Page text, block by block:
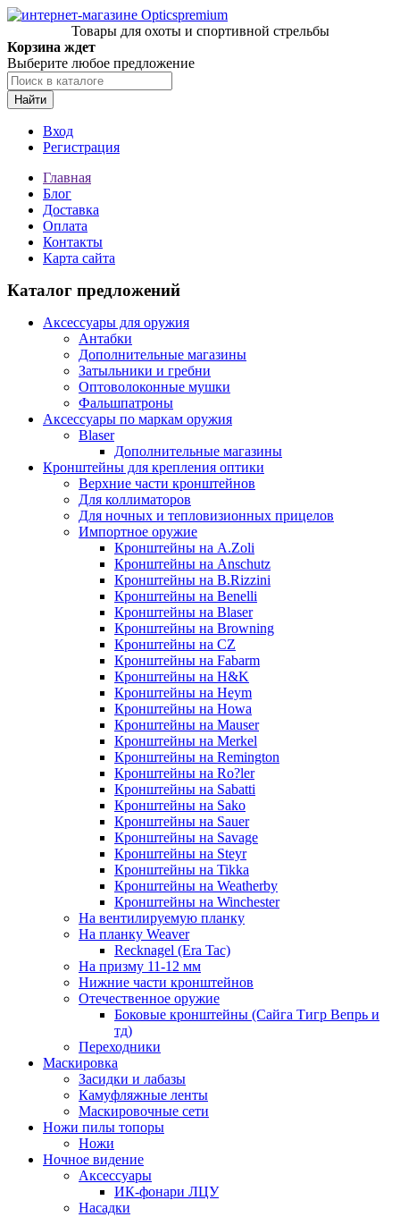
Товары для охоты и спортивной стрельбы
Корзина ждет
Выберите любое предложение
Найти
Вход
Регистрация
Главная
Блог
Доставка
Оплата
Контакты
Карта сайта
Каталог предложений
Аксессуары для оружия
Антабки
Дополнительные магазины
Затыльники и гребни
Оптоволоконные мушки
Фальшпатроны
Аксессуары по маркам оружия
Blaser
Дополнительные магазины
Кронштейны для крепления оптики
Верхние части кронштейнов
Для коллиматоров
Для ночных и тепловизионных прицелов
Импортное оружие
Кронштейны на A.Zoli
Кронштейны на Anschutz
Кронштейны на B.Rizzini
Кронштейны на Benelli
Кронштейны на Blaser
Кронштейны на Browning
Кронштейны на CZ
Кронштейны на Fabarm
Кронштейны на H&K
Кронштейны на Heym
Кронштейны на Howa
Кронштейны на Mauser
Кронштейны на Merkel
Кронштейны на Remington
Кронштейны на Ro?ler
Кронштейны на Sabatti
Кронштейны на Sako
Кронштейны на Sauer
Кронштейны на Savage
Кронштейны на Steyr
Кронштейны на Tikka
Кронштейны на Weatherby
Кронштейны на Winchester
На вентилируемую планку
На планку Weaver
Recknagel (Era Tac)
На призму 11-12 мм
Нижние части кронштейнов
Отечественное оружие
Боковые кронштейны (Сайга Тигр Вепрь и
тд)
Переходники
Маскировка
Засидки и лабазы
Камуфляжные ленты
Маскировочные сети
Ножи пилы топоры
Ножи
Ночное видение
Аксессуары
ИК-фонари ЛЦУ
Насадки